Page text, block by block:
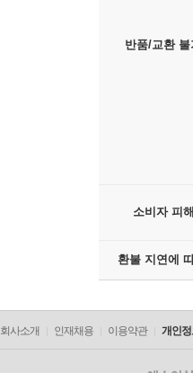
반품/교환
소비자 피
환불 지연에
회사소개 인재채용 이용약관 개인